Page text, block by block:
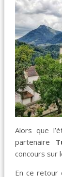
Alors que
partenaire
concours sur
En ce retour